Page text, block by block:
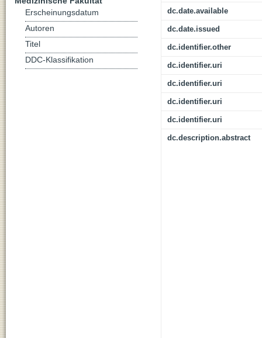
dc.date.available
dc.date.issued
dc.identifier.other
dc.identifier.uri
dc.identifier.uri
dc.identifier.uri
dc.identifier.uri
dc.description.abstract
Erscheinungsdatum
Autoren
Titel
DDC-Klassifikation